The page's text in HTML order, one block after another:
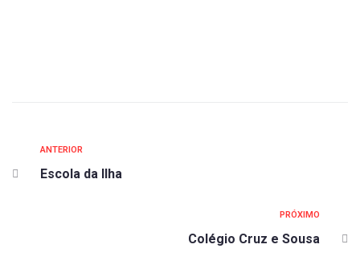
ANTERIOR
Escola da Ilha
PRÓXIMO
Colégio Cruz e Sousa